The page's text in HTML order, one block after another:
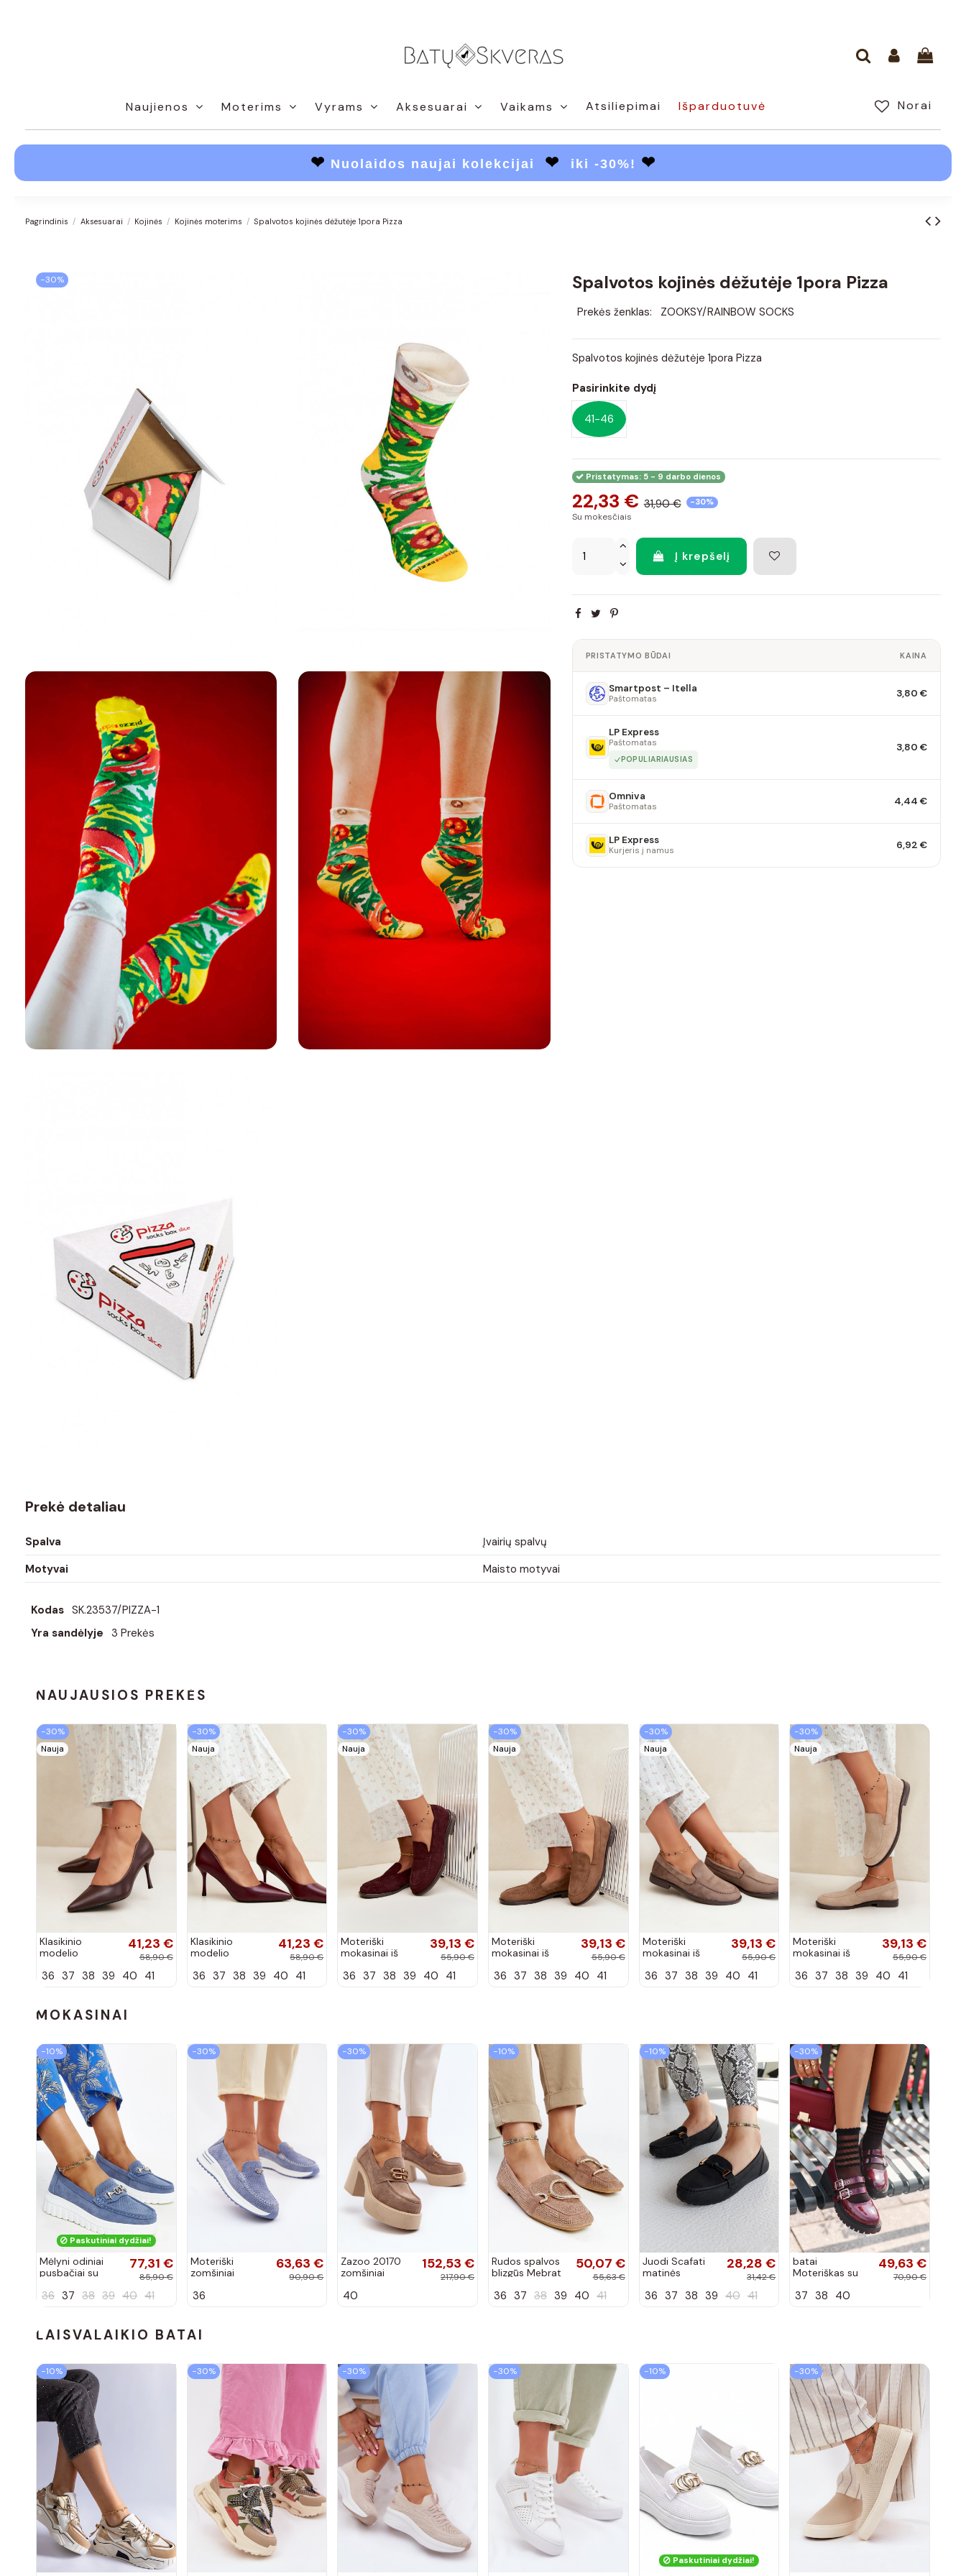
Naujienos Moterims Vyrams Aksesuarai Vaikams Atsiliepimai Norai
Išparduotuvė
❤ Nuolaidos naujai kolekcijai ❤ iki -30%! ❤
Pagrindinis Aksesuarai Kojinės Kojinės moterims Spalvotos kojinės dėžutėje 1pora Pizza
−30% Spalvotos kojinės dėžutėje 1pora Pizza
Prekės ženklas: ZOOKSY/RAINBOW SOCKS
Spalvotos kojinės dėžutėje 1pora Pizza
Pasirinkite dydį
41-46
Pristatymas: 5 - 9 darbo dienos
22,33 € 31,90 € -30%
Su mokesčiais
Į krepšelį
PRISTATYMO BŪDAI KAINA
Smartpost – Itella
Paštomatas 3,80 €
LP Express
Paštomatas
POPULIARIAUSIAS
3,80 €
Omniva
Paštomatas 4,44 €
LP Express
Kurjeris į namus 6,92 €
Prekė detaliau
Spalva
Įvairių spalvų
Motyvai
Maisto motyvai
Kodas SK.23537/PIZZA-1
Yra sandėlyje 3 Prekės
NAUJAUSIOS PREKĖS
−30%
Nauja
Klasikinio
modelio
bateliai iš
spalvos Nesha
41,23 €
58,90 €
36 37 38 39 40 41
−30%
Nauja
Klasikinio
modelio
bateliai iš
41,23 €
58,90 €
36 37 38 39 40 41
−30%
Nauja
Moteriški
mokasinai iš
zomšos, bordo
39,13 €
55,90 €
36 37 38 39 40 41
−30%
Nauja
Moteriški
mokasinai iš
zomšos, rudos
39,13 €
55,90 €
36 37 38 39 40 41
−30%
Nauja
Moteriški
mokasinai iš
zomšos, molio
39,13 €
55,90 €
36 37 38 39 40 41
−30%
Nauja
Moteriški
mokasinai iš
zomšos, smėlio
39,13 €
55,90 €
36 37 38 39 40 41
MOKASINAI
−10%
Paskutiniai dydžiai!
Mėlyni odiniai
pusbačiai su
sagtimi Taija
77,31 €
85,90 €
36 37 38 39 40 41
−30%
Moteriški
zomšiniai
Demela mėlynos
63,63 €
90,90 €
36
−30%
Zazoo 20170
zomšiniai
kulniukais
152,53 €
217,90 €
40
−10%
Rudos spalvos
blizgūs Mebrat
50,07 €
55,63 €
36 37 38 39 40 41
−10%
Juodi Scafati
matinės
28,28 €
31,42 €
36 37 38 39 40 41
−30%
batai
Moteriškas su
lako efektu
49,63 €
70,90 €
37 38 40
LAISVALAIKIO BATAI
−10% −30% −30% −30% −10%
Paskutiniai dydžiai!
−30%